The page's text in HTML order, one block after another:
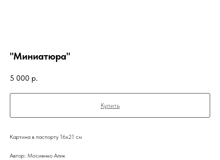
"Миниатюра"
5 000 р.
Купить
Картина в паспорту 16х21 см
Автор:: Мосиенко Алик